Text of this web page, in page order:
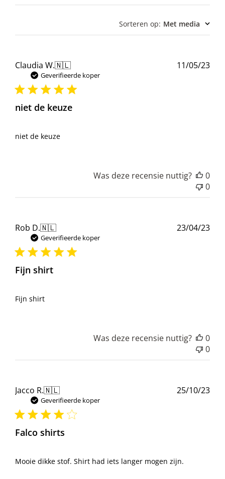
Sorteren op: Met media
Claudia W.🇳🇱
Geverifieerde koper
niet de keuze
niet de keuze
11/05/23
Was deze recensie nuttig?
0
0
Rob D.🇳🇱
Geverifieerde koper
Fijn shirt
Fijn shirt
23/04/23
Was deze recensie nuttig?
0
0
Jacco R.🇳🇱
Geverifieerde koper
Falco shirts
Mooie dikke stof. Shirt had iets langer mogen zijn.
25/10/23